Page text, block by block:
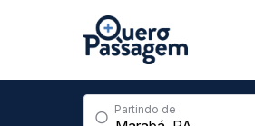
Partindo de